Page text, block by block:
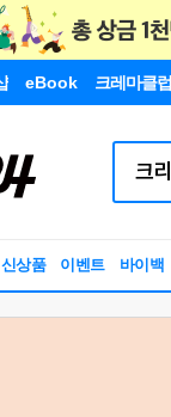
eBook 크레마클럽
신상품 이벤트 바이백